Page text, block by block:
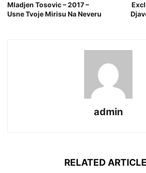
Mladjen Tosovic – 2017 –
Usne Tvoje Mirisu Na Neveru
admin
RELATED